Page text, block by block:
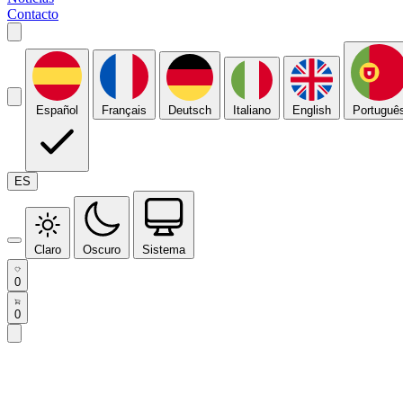
Contacto
Español Français Deutsch Italiano English
ES
Claro Oscuro Sistema
0
0